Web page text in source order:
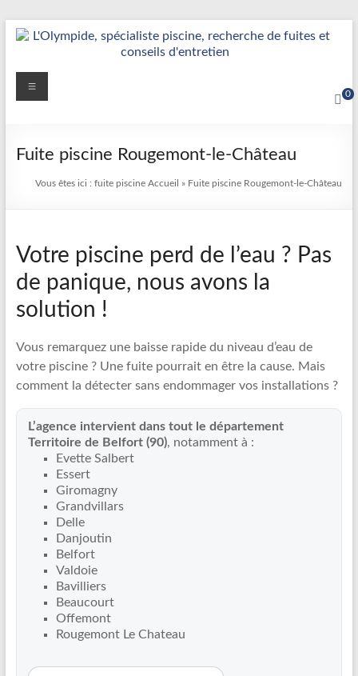
Aller
au
Détection
Réparation
Fuite
L’Olympide
—
Expert
France
Recherche
de
fuite
piscine
partout
réparation
canalisations
0
Menu
Fuite piscine Rougemont-le-Château
Vous êtes ici : fuite piscineAccueil » Fuite piscine Rougemont-le-Château
Votre piscine perd de l’eau ? Pas
de panique, nous avons la
solution !
Vous remarquez une baisse rapide du niveau d’eau de
votre piscine ? Une fuite pourrait en être la cause. Mais
comment la détecter sans endommager vos installations ?
L’agence intervient dans tout le département
Territoire de Belfort (90), notamment à :
Evette Salbert
Essert
Giromagny
Grandvillars
Delle
Danjoutin
Belfort
Valdoie
Bavilliers
Beaucourt
Offemont
Rougemont Le Chateau